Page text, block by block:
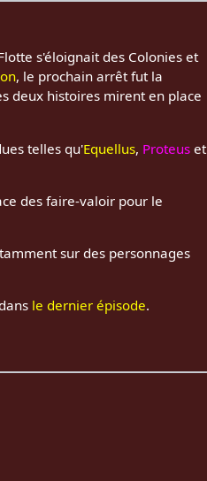
s'éloignait des Colonies et
, le prochain arrêt fut la
deux histoires mirent en place
telles qu'Equellus, Proteus et
des faire-valoir pour le
sur des personnages
le dernier épisode.